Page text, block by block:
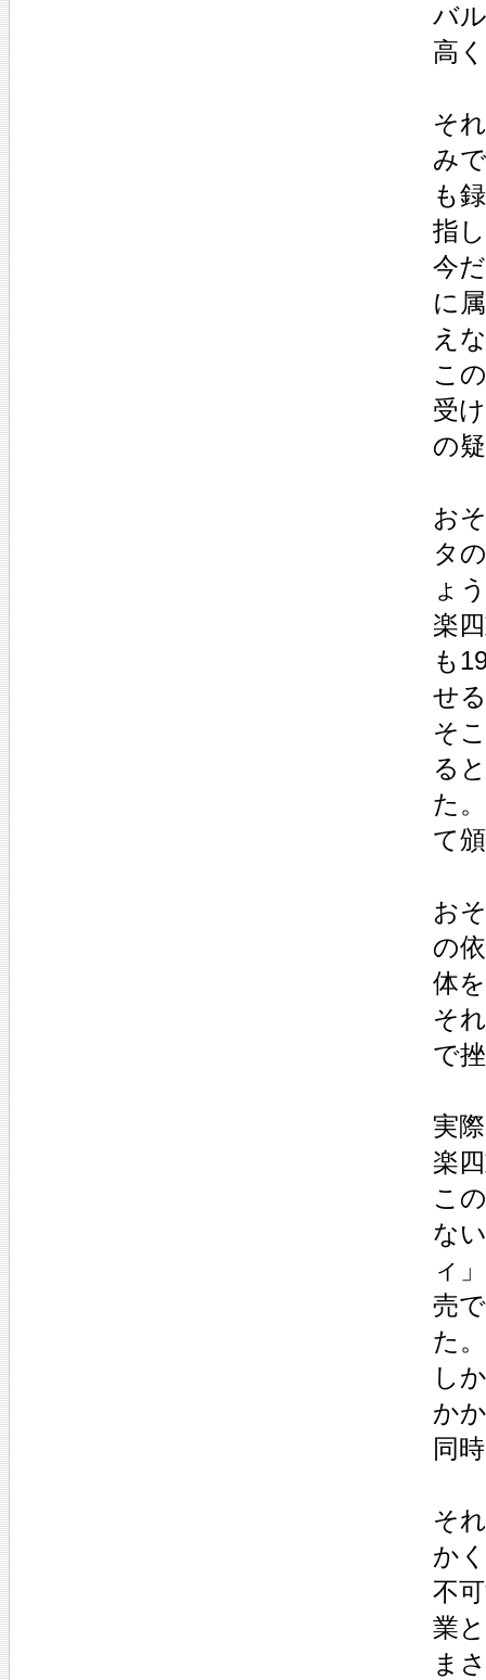
バ
高
そ
み
も
指
今
に
え
こ
受
の
お
タ
ょ
楽
も
せ
そ
る
た
て
お
の
体
そ
で
実
楽
こ
な
ィ
売
た。
し
か
同
そ
か
不
業
ま